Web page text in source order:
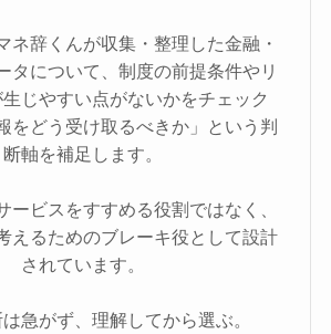
ネ辞くんが収集・整理した金融・
タについて、制度の前提条件やリ
じやすい点がないかをチェック
をどう受け取るべきか」という判
断軸を補足します。
ービスをすすめる役割ではなく、
えるためのブレーキ役として設計
されています。
急がず、理解してから選ぶ。